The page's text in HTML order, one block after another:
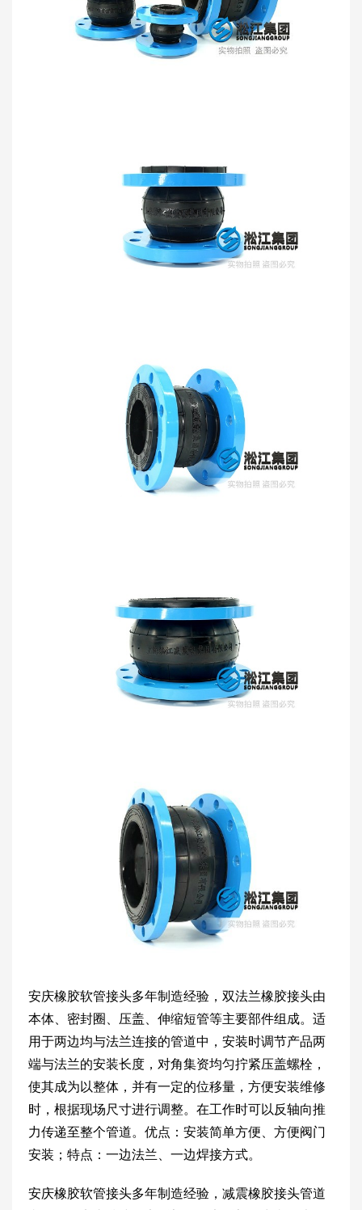
安庆橡胶软管接头多年制造经验，双法兰橡胶接头由
本体、密封圈、压盖、伸缩短管等主要部件组成。适
用于两边均与法兰连接的管道中，安装时调节产品两
端与法兰的安装长度，对角集资均匀拧紧压盖螺栓，
使其成为以整体，并有一定的位移量，方便安装维修
时，根据现场尺寸进行调整。在工作时可以反轴向推
力传递至整个管道。优点：安装简单方便、方便阀门
安装；特点：一边法兰、一边焊接方式。
安庆橡胶软管接头多年制造经验，减震橡胶接头管道